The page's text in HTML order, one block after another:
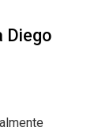
Diego